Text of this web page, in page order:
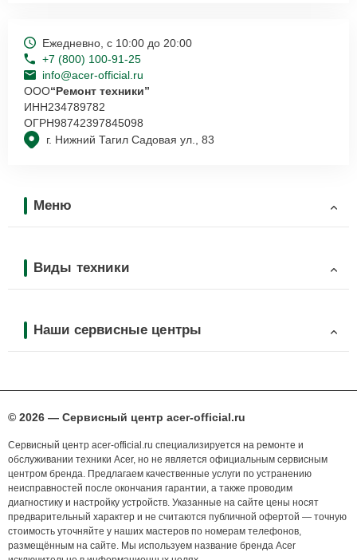
г. Нижний Тагил Садовая ул., 83
Ежедневно, с 10:00 до 20:00
+7 (800) 100-91-25
info@acer-official.ru
ООО“Ремонт техники”
ИНН234789782
ОГРН98742397845098
Меню
Виды техники
Наши сервисные центры
© 2026 — Сервисный центр acer-official.ru
Сервисный центр acer-official.ru специализируется на ремонте и
обслуживании техники Acer, но не является официальным сервисным
центром бренда. Предлагаем качественные услуги по устранению
неисправностей после окончания гарантии, а также проводим
диагностику и настройку устройств. Указанные на сайте цены носят
предварительный характер и не считаются публичной офертой — точную
стоимость уточняйте у наших мастеров по номерам телефонов,
размещённым на сайте. Мы используем название бренда Acer